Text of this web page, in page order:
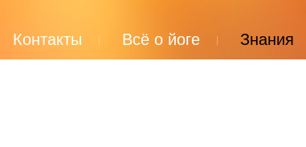
Контакты Всё о йоге Знания